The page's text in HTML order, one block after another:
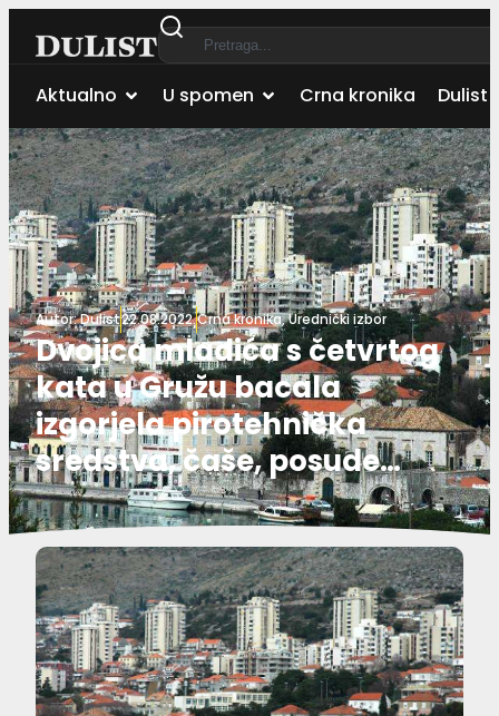
Aktualno U spomen Crna kronika Dulist
Autor:Dulist22.08.2022.Crna kronika,Urednički izbor
Dvojica mladića s četvrtog
kata u Gružu bacala
izgorjela pirotehnička
sredstva, čaše, posude…